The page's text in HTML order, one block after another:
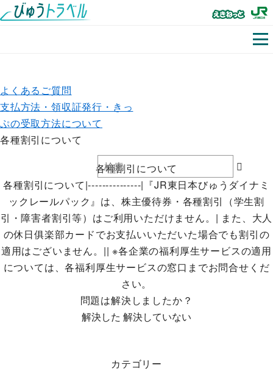
よくあるご質問
支払方法・領収証発行・きっ
ぷの受取方法について
各種割引について
各種割引について
各種割引について|---------------|『JR東日本びゅうダイナミ
ックレールパック』は、株主優待券・各種割引（学生割
引・障害者割引等）はご利用いただけません。| また、大人
の休日俱楽部カードでお支払いいただいた場合でも割引の
適用はございません。|| ※各企業の福利厚生サービスの適用
については、各福利厚生サービスの窓口までお問合せくだ
さい。
問題は解決しましたか？
解決した 解決していない
カテゴリー